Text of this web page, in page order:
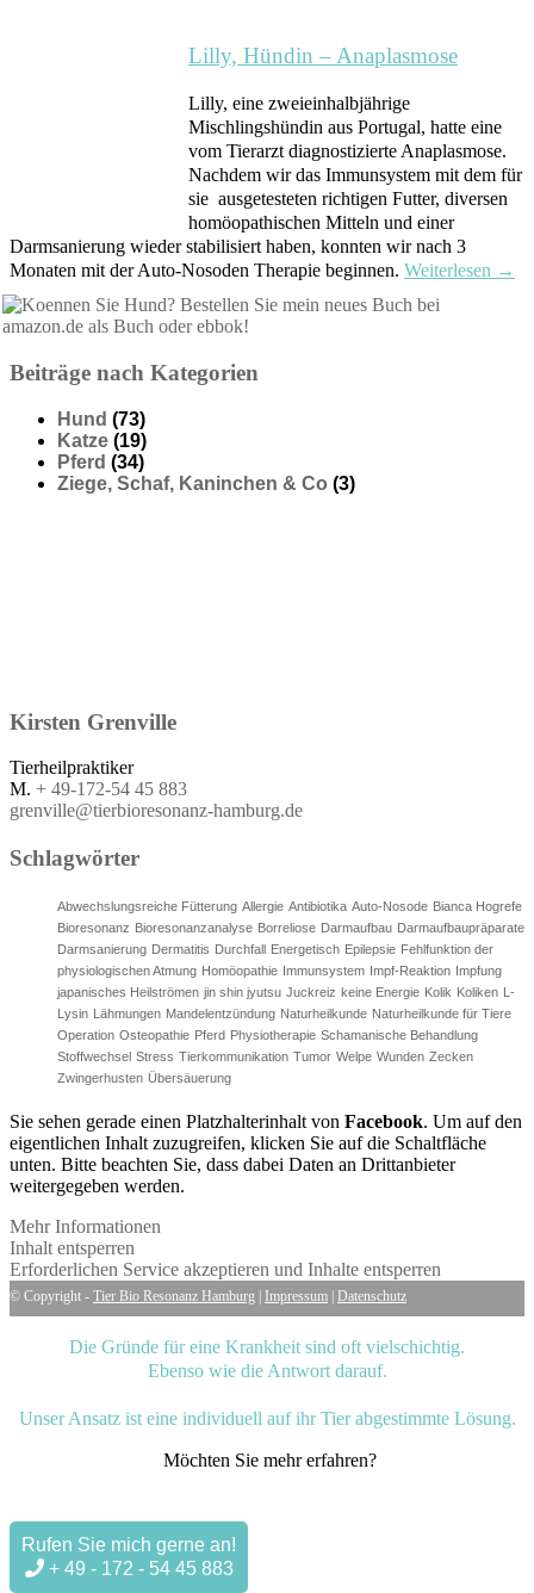
Lilly, Hündin – Anaplasmose
Lilly, eine zweieinhalbjährige
Mischlingshündin aus Portugal, hatte eine
vom Tierarzt diagnostizierte Anaplasmose.
Nachdem wir das Immunsystem mit dem für
sie ausgetesteten richtigen Futter, diversen
homöopathischen Mitteln und einer
Darmsanierung wieder stabilisiert haben, konnten wir nach 3
Monaten mit der Auto-Nosoden Therapie beginnen. Weiterlesen →
Beiträge nach Kategorien
Hund (73)
Katze (19)
Pferd (34)
Ziege, Schaf, Kaninchen & Co (3)
Kirsten Grenville
Tierheilpraktiker
M. + 49-172-54 45 883
grenville@tierbioresonanz-hamburg.de
Schlagwörter
Abwechslungsreiche Fütterung Allergie Antibiotika Auto-Nosode Bianca Hogrefe
Bioresonanz Bioresonanzanalyse Borreliose Darmaufbau Darmaufbaupräparate
Darmsanierung Dermatitis Durchfall Energetisch Epilepsie Fehlfunktion der
physiologischen Atmung Homöopathie Immunsystem Impf-Reaktion Impfung
japanisches Heilströmen jin shin jyutsu Juckreiz keine Energie Kolik Koliken L-
Lysin Lähmungen Mandelentzündung Naturheilkunde Naturheilkunde für Tiere
Operation Osteopathie Pferd Physiotherapie Schamanische Behandlung
Stoffwechsel Stress Tierkommunikation Tumor Welpe Wunden Zecken
Zwingerhusten Übersäuerung
Sie sehen gerade einen Platzhalterinhalt von Facebook. Um auf den
eigentlichen Inhalt zuzugreifen, klicken Sie auf die Schaltfläche
unten. Bitte beachten Sie, dass dabei Daten an Drittanbieter
weitergegeben werden.
Mehr Informationen
Inhalt entsperren
Erforderlichen Service akzeptieren und Inhalte entsperren
© Copyright - Tier Bio Resonanz Hamburg Impressum Datenschutz
Die Gründe für eine Krankheit sind oft vielschichtig.
Ebenso wie die Antwort darauf.
Unser Ansatz ist eine individuell auf ihr Tier abgestimmte Lösung.
Möchten Sie mehr erfahren?
Rufen Sie mich gerne an!
+ 49 - 172 - 54 45 883